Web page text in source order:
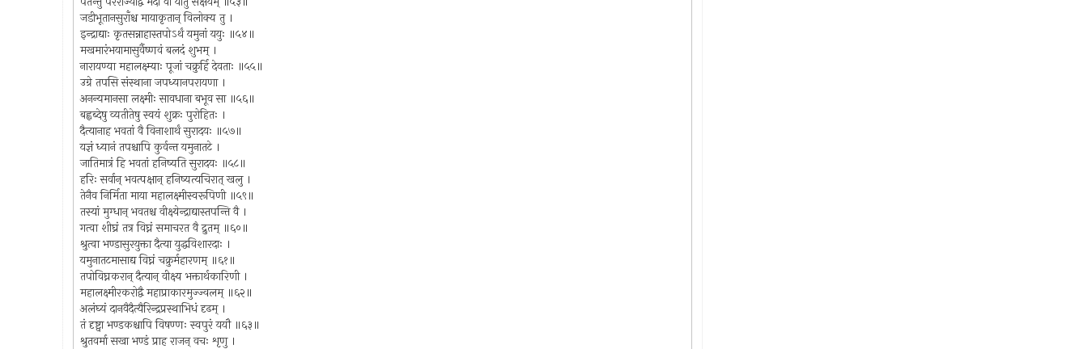
जडीभूतानसुराँश्च मायाकृतान् विलोक्य तु ।
इन्द्राद्याः कृतसन्नाहास्तपोऽर्थं यमुनां ययुः ॥५४॥
मखमारंभयामासुर्वैष्णवं बलदं शुभम् ।
नारायण्या महालक्ष्म्याः पूजां चक्रुर्हि देवताः ॥५५॥
उग्रे तपसि संस्थाना जपध्यानपरायणा ।
अनन्यमानसा लक्ष्मीः सावधाना बभूव सा ॥५६॥
बह्वब्देषु व्यतीतेषु स्वयं शुक्रः पुरोहितः ।
दैत्यानाह भवतां वै विनाशार्थं सुरादयः ॥५७॥
यज्ञं ध्यानं तपश्चापि कुर्वन्त यमुनातटे ।
जातिमात्रं हि भवतां हनिष्यति सुरादयः ॥५८॥
हरिः सर्वान् भवत्पक्षान् हनिष्यत्यचिरात् खलु ।
तेनैव निर्मिता माया महालक्ष्मीस्वरूपिणी ॥५९॥
तस्यां मुग्धान् भवतश्च वीक्ष्येन्द्राद्यास्तपन्ति वै ।
गत्वा शीघ्रं तत्र विघ्नं समाचरत वै द्रुतम् ॥६०॥
श्रुत्वा भण्डासुरयुक्ता दैत्या युद्धविशारदाः ।
यमुनातटमासाद्य विघ्नं चक्रुर्महारणम् ॥६१॥
तपोविघ्नकरान् दैत्यान् वीक्ष्य भक्तार्थकारिणी ।
महालक्ष्मीरकरोद्वै महाप्राकारमुज्ज्वलम् ॥६२॥
अलंघ्यं दानवैदैत्यैरिन्द्रप्रस्थाभिधं दृढम् ।
तं दृष्ट्वा भण्डकश्चापि विषण्णः स्वपुरं ययौ ॥६३॥
श्रुतवर्मा सखा भण्डं प्राह राजन् वचः शृणु ।